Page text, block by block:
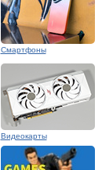
Смартфоны
Видеокарты